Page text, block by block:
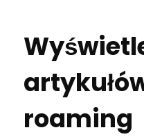
roaming